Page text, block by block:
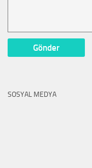
SOSYAL MEDYA